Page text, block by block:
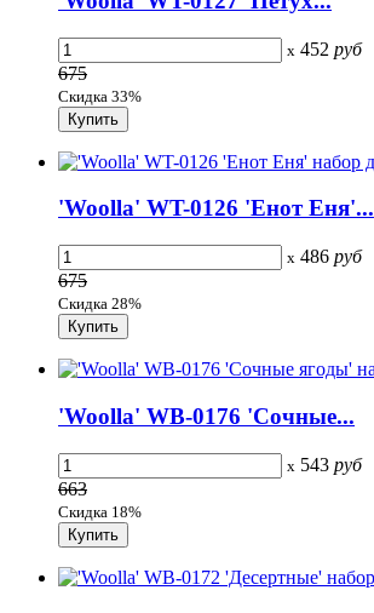
x 452 руб
675
Скидка 33%
'Woolla' WT-0126 'Енот Еня'...
x 486 руб
675
Скидка 28%
'Woolla' WB-0176 'Сочные...
x 543 руб
663
Скидка 18%